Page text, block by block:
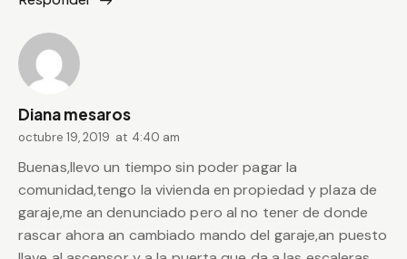
Diana mesaros
octubre 19, 2019 at 4:40 am
Buenas,llevo un tiempo sin poder pagar la
comunidad,tengo la vivienda en propiedad y plaza de
garaje,me an denunciado pero al no tener de donde
rascar ahora an cambiado mando del garaje,an puesto